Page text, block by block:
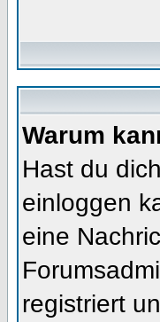
Warum
Hast du
einloggen
eine
registriert